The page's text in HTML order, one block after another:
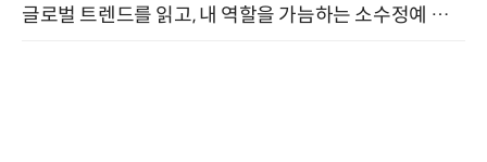
글로벌 트렌드를 읽고, 내 역할을 가늠하는 소수정예 실습 워크숍 (8/28)